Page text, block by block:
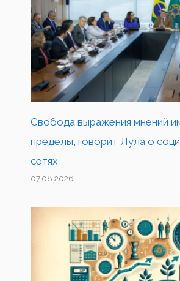
Свобода выражения мнений
пределы, говорит Лула о
сетях
07.08.2026